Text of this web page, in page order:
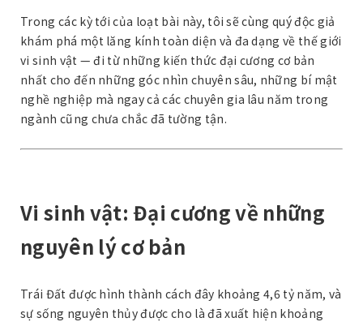
Trong các kỳ tới của loạt bài này, tôi sẽ cùng quý độc giả
khám phá một lăng kính toàn diện và đa dạng về thế giới
vi sinh vật — đi từ những kiến thức đại cương cơ bản
nhất cho đến những góc nhìn chuyên sâu, những bí mật
nghề nghiệp mà ngay cả các chuyên gia lâu năm trong
ngành cũng chưa chắc đã tường tận.
Vi sinh vật: Đại cương về những
nguyên lý cơ bản
Trái Đất được hình thành cách đây khoảng 4,6 tỷ năm, và
sự sống nguyên thủy được cho là đã xuất hiện khoảng